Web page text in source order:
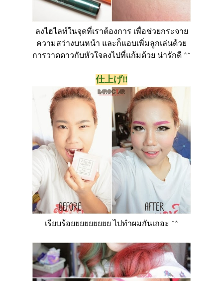
ลงไฮไลท์ในจุดที่เราต้องการ เพื่อช่วยกระจาย
ความสว่างบนหน้า และก็แอบเพิ่มลูกเล่นด้วย
การวาดดาวกับหัวใจลงไปที่แก้มด้วย น่ารักดี ^^
仕上げ!!
เรียบร้อยยยยยยยยย ไปทำผมกันเถอะ ^^